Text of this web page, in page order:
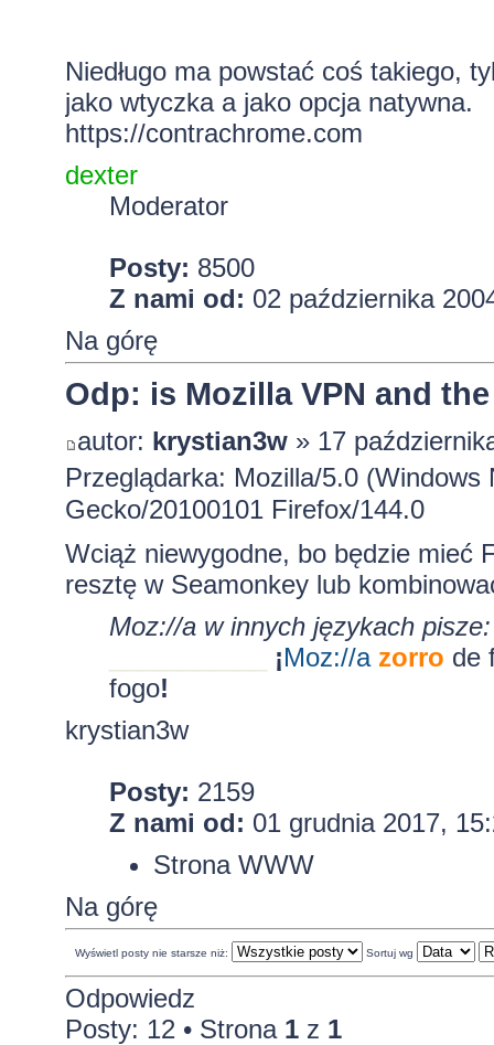
Niedługo ma powstać coś takiego,
jako wtyczka a jako opcja natywna.
https://contrachrome.com
dexter
Moderator
Posty: 8500
Z nami od: 02 października
Na górę
Odp: is Mozilla VPN and
autor: krystian3w» 17
Przeglądarka: Mozilla/5.0
Gecko/20100101 Firefox/144.0
Wciąż niewygodne, bo będzie mieć
resztę w Seamonkey lub
Moz://a w innych językach pisze:
¡Moz://a zorro de
fogo!
krystian3w
Posty: 2159
Z nami od: 01 grudnia 2017,
Strona WWW
Na górę
Wyświetl posty nie starsze niż: Sortuj wg
Odpowiedz
Posty: 12 • Strona 1z 1